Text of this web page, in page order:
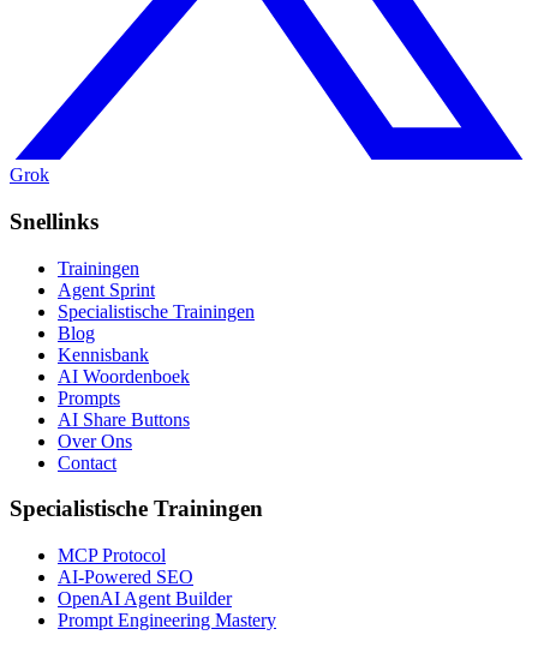
Grok
Snellinks
Trainingen
Agent Sprint
Specialistische Trainingen
Blog
Kennisbank
AI Woordenboek
Prompts
AI Share Buttons
Over Ons
Contact
Specialistische Trainingen
MCP Protocol
AI-Powered SEO
OpenAI Agent Builder
Prompt Engineering Mastery